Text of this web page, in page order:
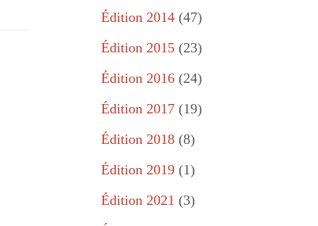
Édition 2014 (47)
Édition 2015 (23)
Édition 2016 (24)
Édition 2017 (19)
Édition 2018 (8)
Édition 2019 (1)
Édition 2021 (3)